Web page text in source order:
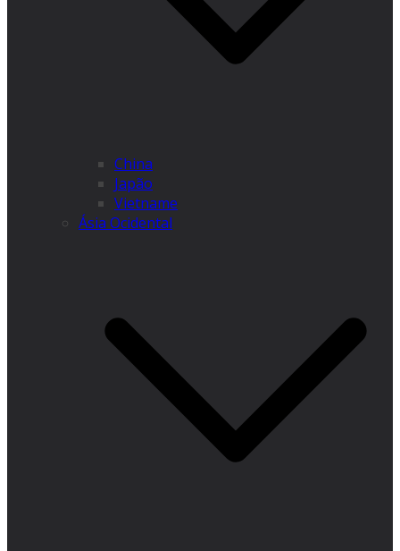
China
Japão
Vietname
Ásia Ocidental